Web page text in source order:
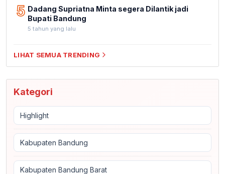
5 Dadang Supriatna Minta segera Dilantik jadi
Bupati Bandung
5 tahun yang lalu
LIHAT SEMUA TRENDING
Kategori
Highlight
Kabupaten Bandung
Kabupaten Bandung Barat